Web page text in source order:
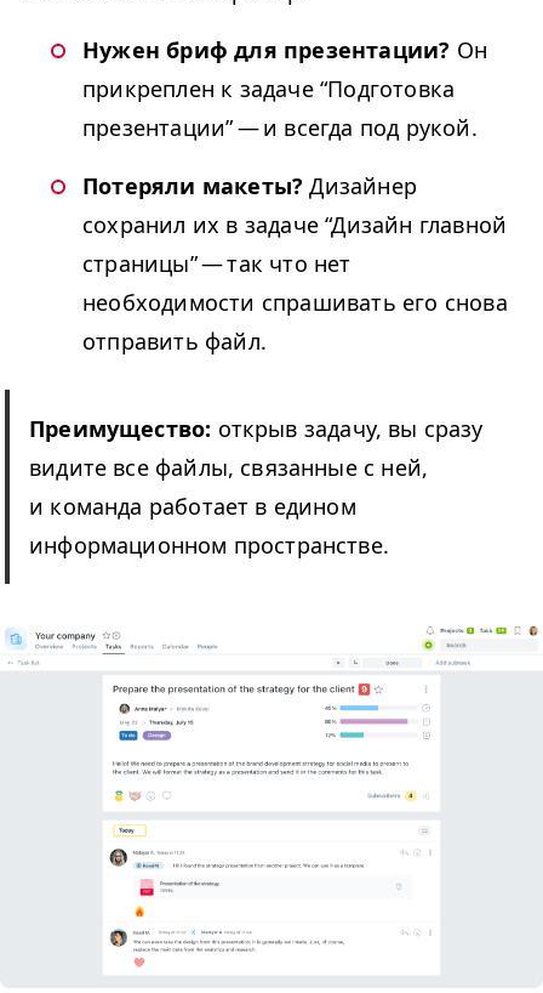
Нужен бриф для презентации? Он
прикреплен к задаче “Подготовка
презентации” — и всегда под рукой.
Потеряли макеты? Дизайнер
сохранил их в задаче“Дизайн главной
страницы” — так что нет
необходимости спрашивать его снова
отправить файл.
Преимущество: открыв задачу, вы сразу
видите все файлы, связанные с ней,
и команда работает в едином
информационном пространстве.